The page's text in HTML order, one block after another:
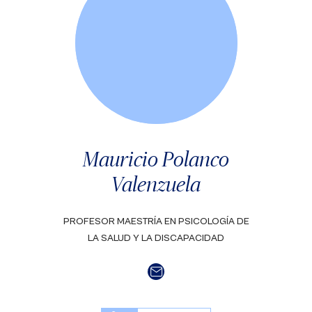
Mauricio Polanco
Valenzuela
PROFESOR MAESTRÍA EN PSICOLOGÍA DE
LA SALUD Y LA DISCAPACIDAD